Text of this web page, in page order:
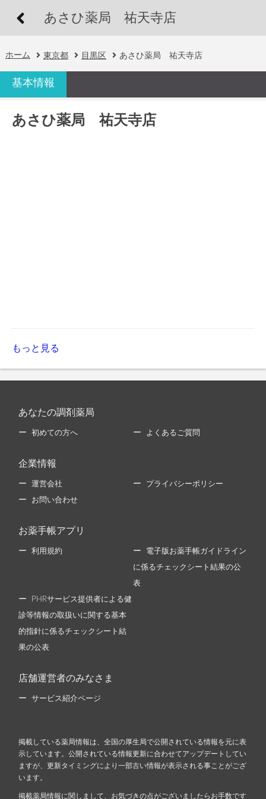
あさひ薬局 祐天寺店
ホーム 東京都 目黒区 あさひ薬局 祐天寺店
基本情報
あさひ薬局 祐天寺店
もっと見る
あなたの調剤薬局
初めての方へ よくあるご質問
企業情報
運営会社 プライバシーポリシー
お問い合わせ
お薬手帳アプリ
利用規約 電子版お薬手帳ガイドライン
に係るチェックシート結果の公
表
PHRサービス提供者による健
診等情報の取扱いに関する基本
的指針に係るチェックシート結
果の公表
店舗運営者のみなさま
サービス紹介ページ
掲載している薬局情報は、全国の厚生局で公開されている情報を元に表
示しています。公開されている情報更新に合わせてアップデートしてい
ますが、更新タイミングにより一部古い情報が表示される事ことがござ
います。
掲載薬局情報に関しまして、お気づきの点がございましたらお手数です